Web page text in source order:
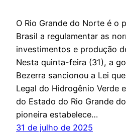
O Rio Grande do Norte é o
Brasil a regulamentar as
investimentos e produção
Nesta quinta-feira (31), a
Bezerra sancionou a Lei
Legal do Hidrogênio Verde
do Estado do Rio Grande
pioneira estabelece…
31 de julho de 2025